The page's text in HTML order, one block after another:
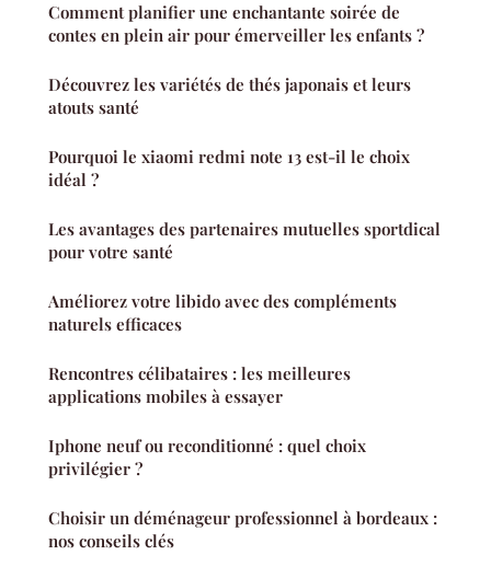
Comment planifier une enchantante soirée de
contes en plein air pour émerveiller les enfants ?
Découvrez les variétés de thés japonais et leurs
atouts santé
Pourquoi le xiaomi redmi note 13 est-il le choix
idéal ?
Les avantages des partenaires mutuelles sportdical
pour votre santé
Améliorez votre libido avec des compléments
naturels efficaces
Rencontres célibataires : les meilleures
applications mobiles à essayer
Iphone neuf ou reconditionné : quel choix
privilégier ?
Choisir un déménageur professionnel à bordeaux :
nos conseils clés